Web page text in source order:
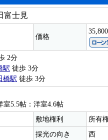
富士見
価格
2分
駅 徒歩 3分
橋駅 徒歩 3分
室5.5帖：洋室4.6帖
敷地権利
所有
採光の向き
西